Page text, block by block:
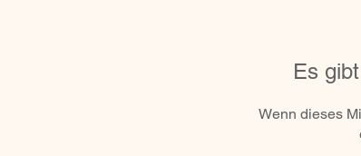
Es
Wenn dieses